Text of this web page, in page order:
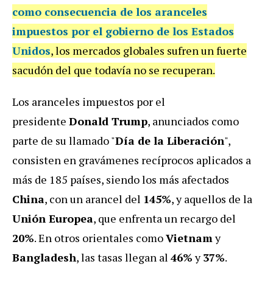
como consecuencia de los aranceles
impuestos por el gobierno de los Estados
Unidos, los mercados globales sufren un fuerte
sacudón del que todavía no se recuperan.
Los aranceles impuestos por el
presidente Donald Trump, anunciados como
parte de su llamado "Día de la Liberación",
consisten en gravámenes recíprocos aplicados a
más de 185 países, siendo los más afectados
China, con un arancel del 145%, y aquellos de la
Unión Europea, que enfrenta un recargo del
20%. En otros orientales comoVietnamy
Bangladesh, las tasas llegan al 46%y37%.